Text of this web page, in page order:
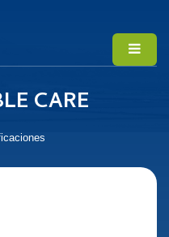
CARE